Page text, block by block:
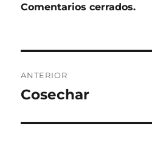
Comentarios cerrados.
de
ANTERIOR
Entrada
Cosechar